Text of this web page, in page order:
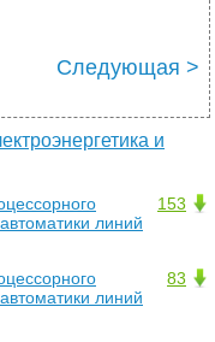
Следующая >
и
153
линий
83
линий